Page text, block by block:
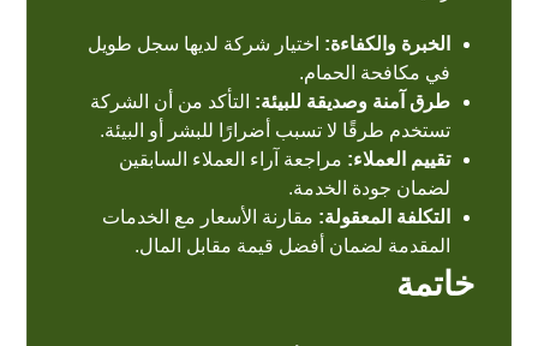
الخبرة والكفاءة: اختيار شركة لديها سجل طويل
في مكافحة الحمام.
طرق آمنة وصديقة للبيئة: التأكد من أن الشركة
تستخدم طرقًا لا تسبب أضرارًا للبشر أو البيئة.
تقييم العملاء: مراجعة آراء العملاء السابقين
لضمان جودة الخدمة.
التكلفة المعقولة: مقارنة الأسعار مع الخدمات
المقدمة لضمان أفضل قيمة مقابل المال.
خاتمة